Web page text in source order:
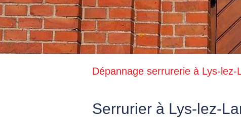
Dépannage serrurerie à Lys-lez-
Serrurier à Lys-lez-